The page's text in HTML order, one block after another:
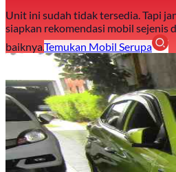
Unit ini sudah tidak tersedia. Tapi
siapkan rekomendasi mobil sejenis
baiknya.Temukan Mobil Serupa